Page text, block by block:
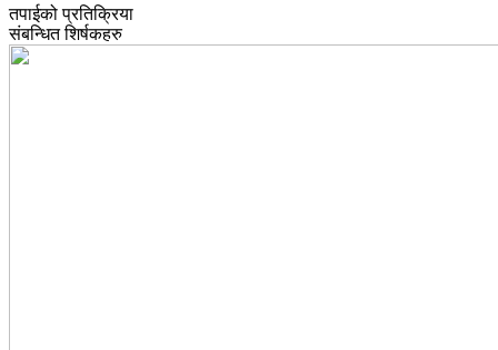
तपाईको प्रतिक्रिया
संबन्धित शिर्षकहरु